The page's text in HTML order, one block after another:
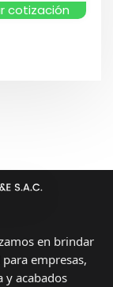
cotización
en brindar
empresas,
y acabados